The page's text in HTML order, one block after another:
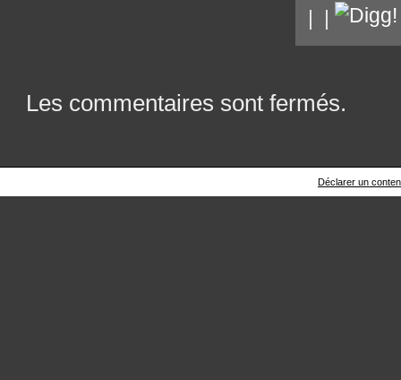
|
|
Les commentaires sont fermés.
Déclarer un